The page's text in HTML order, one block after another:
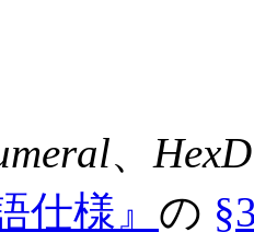
、
仕様』 の